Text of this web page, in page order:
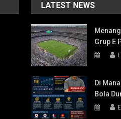
LATEST NEWS
Grup E
Di
Bola